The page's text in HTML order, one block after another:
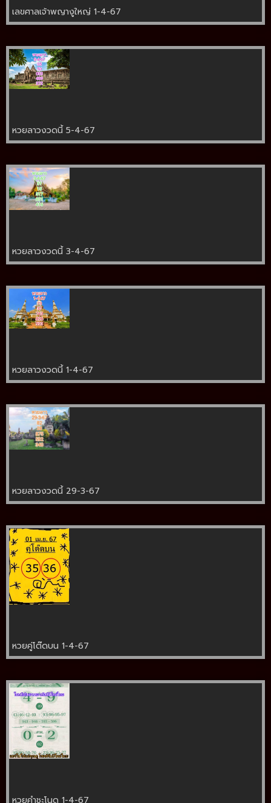
เลขศาลเจ้าพญางูใหญ่ 1-4-67
หวยลาวงวดนี้ 5-4-67
หวยลาวงวดนี้ 3-4-67
หวยลาวงวดนี้ 1-4-67
หวยลาวงวดนี้ 29-3-67
หวยคู่โต๊ดบน 1-4-67
หวยคำชะโนด 1-4-67